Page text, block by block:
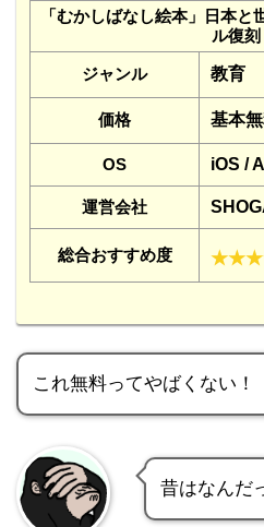
「むかしばなし絵本」日本と
ル復刻
ジャンル 教育
価格 基本
OS iOS /
運営会社
総合おすすめ度
これ無料ってやばくない！
昔はなんだ